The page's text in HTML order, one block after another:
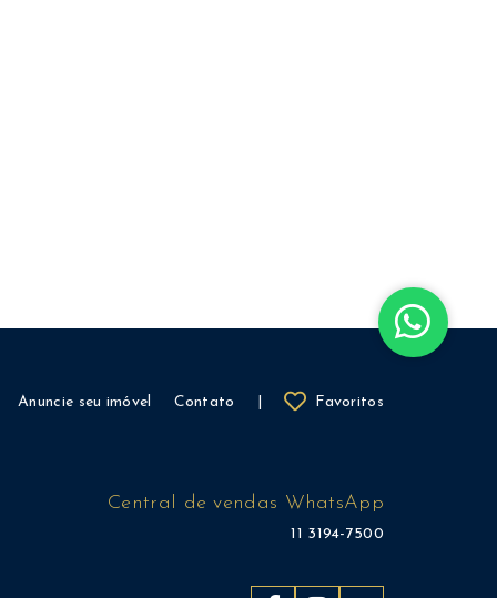
Anuncie seu imóvel Contato Favoritos
Central de vendas WhatsApp
11 3194-7500